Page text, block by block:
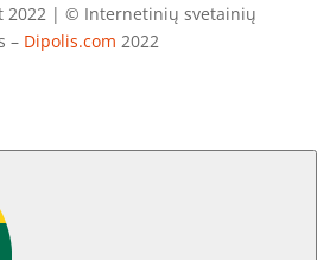
2022 | © Internetinių svetainių
– Dipolis.com 2022